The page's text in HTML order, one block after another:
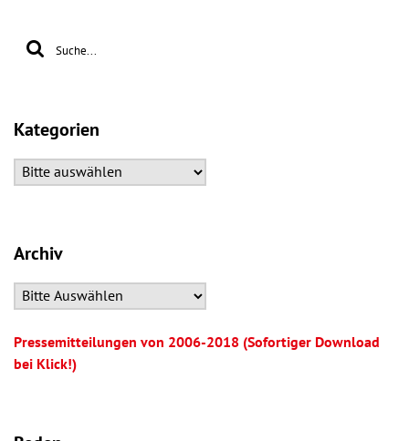
Kategorien
Archiv
Pressemitteilungen von 2006-2018 (Sofortiger Download
bei Klick!)